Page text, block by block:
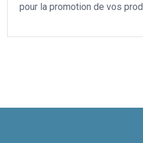
pour la promotion de vos